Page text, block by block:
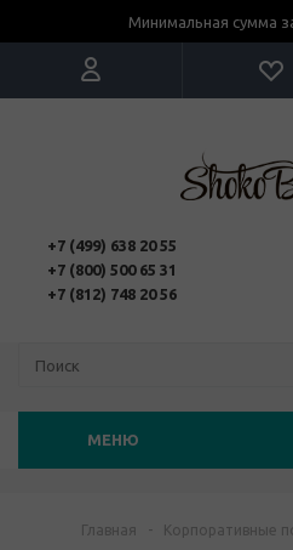
Минимальная сумма
+7 (499) 638 20 55
+7 (800) 500 65 31
+7 (812) 748 20 56
МЕНЮ
Главная - Корпоративные